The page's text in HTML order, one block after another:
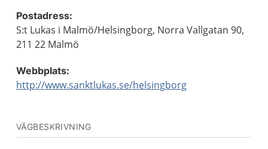
Postadress:
S:t Lukas i Malmö/Helsingborg, Norra Vallgatan 90,
211 22 Malmö
Webbplats:
http://www.sanktlukas.se/helsingborg
VÄGBESKRIVNING